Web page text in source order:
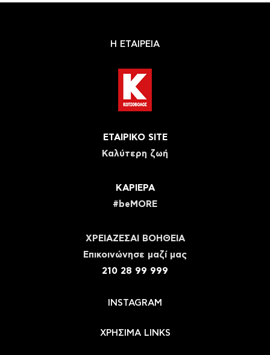
Η ΕΤΑΙΡΕΙΑ
ΕΤΑΙΡΙΚΟ SITE
Καλύτερη ζωή
ΚΑΡΙΕΡΑ
#beMORE
ΧΡΕΙΑΖΕΣΑΙ ΒΟΗΘΕΙΑ
Eπικοινώνησε μαζί μας
210 28 99 999
INSTAGRAM
ΧΡΗΣΙΜΑ LINKS